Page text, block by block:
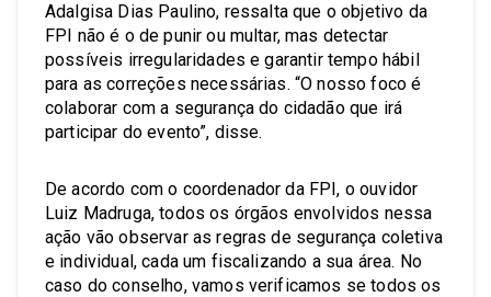
Adalgisa Dias Paulino, ressalta que o objetivo da
FPI não é o de punir ou multar, mas detectar
possíveis irregularidades e garantir tempo hábil
para as correções necessárias. “O nosso foco é
colaborar com a segurança do cidadão que irá
participar do evento”, disse.
De acordo com o coordenador da FPI, o ouvidor
Luiz Madruga, todos os órgãos envolvidos nessa
ação vão observar as regras de segurança coletiva
e individual, cada um fiscalizando a sua área. No
caso do conselho, vamos verificamos se todos os